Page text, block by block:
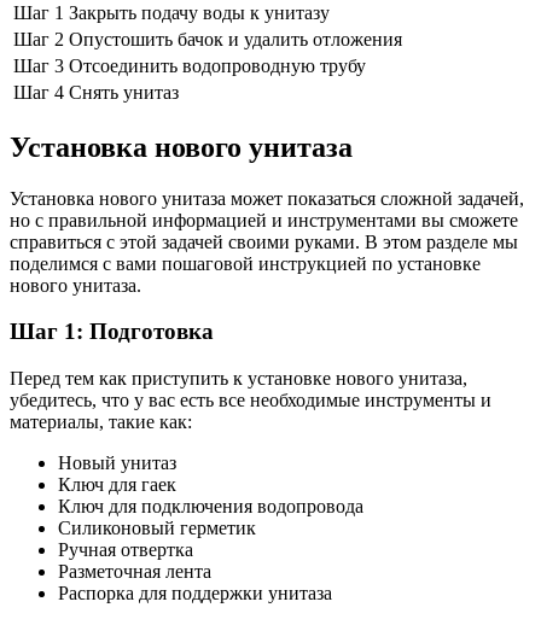
Шаг 1 Закрыть подачу воды к унитазу
Шаг 2 Опустошить бачок и удалить отложения
Шаг 3 Отсоединить водопроводную трубу
Шаг 4 Снять унитаз
Установка нового унитаза
Установка нового унитаза может показаться сложной задачей,
но с правильной информацией и инструментами вы сможете
справиться с этой задачей своими руками. В этом разделе мы
поделимся с вами пошаговой инструкцией по установке
нового унитаза.
Шаг 1: Подготовка
Перед тем как приступить к установке нового унитаза,
убедитесь, что у вас есть все необходимые инструменты и
материалы, такие как:
Новый унитаз
Ключ для гаек
Ключ для подключения водопровода
Силиконовый герметик
Ручная отвертка
Разметочная лента
Распорка для поддержки унитаза